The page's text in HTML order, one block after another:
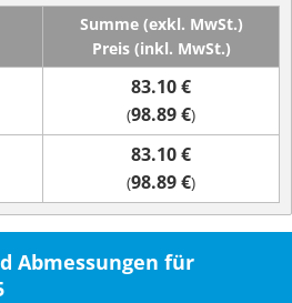
Summe (exkl. MwSt.)
Preis (inkl. MwSt.)
83.10 €
(98.89 €)
83.10 €
(98.89 €)
Abmessungen für